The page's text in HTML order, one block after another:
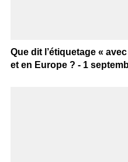
Que dit l’étiquetage «
et en Europe ? - 1